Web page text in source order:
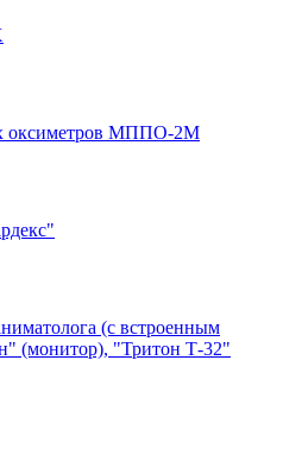
оксиметров МППО-2М
(с встроенным
(монитор), "Тритон Т-32"